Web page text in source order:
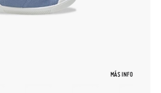
MÁS INFO